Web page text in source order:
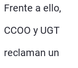
Frente a ello,
CCOO y UGT
reclaman un